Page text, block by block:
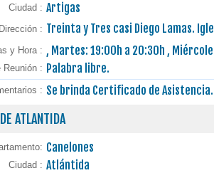
Ciudad : Artigas
Dirección : Treinta y Tres casi Diego Lamas.
y Hora : , Martes: 19:00h a 20:30h ,
Reunión : Palabra libre.
: Se brinda Certificado de Asistencia.
ATLANTIDA
Canelones
Ciudad : Atlántida